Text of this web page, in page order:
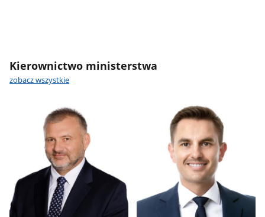
Kierownictwo ministerstwa
zobacz wszystkie